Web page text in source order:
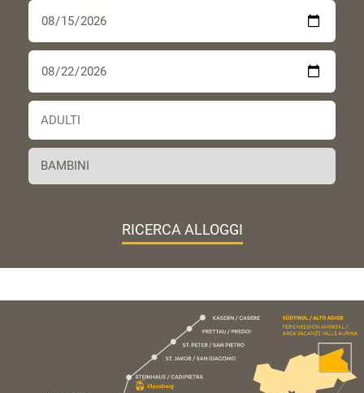
RICERCA ALLOGGI